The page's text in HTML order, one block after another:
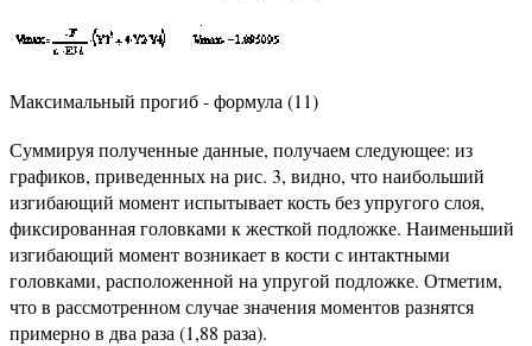
Максимальный прогиб - формула (11)
Суммируя полученные данные, получаем следующее: из
графиков, приведенных на рис. 3, видно, что наибольший
изгибающий момент испытывает кость без упругого слоя,
фиксированная головками к жесткой подложке. Наименьший
изгибающий момент возникает в кости с интактными
головками, расположенной на упругой подложке. Отметим,
что в рассмотренном случае значения моментов разнятся
примерно в два раза (1,88 раза).